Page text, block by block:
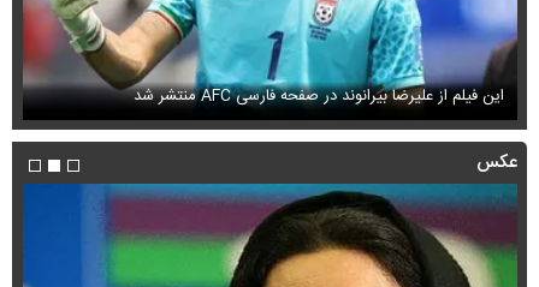
این فیلم از علیرضا بیرانوند در صفحه فارسی AFC منتشر شد
عکس